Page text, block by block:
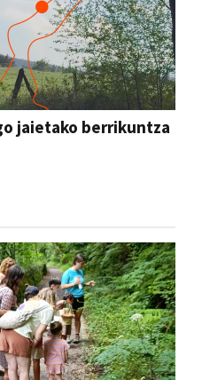
jaietako berrikuntza